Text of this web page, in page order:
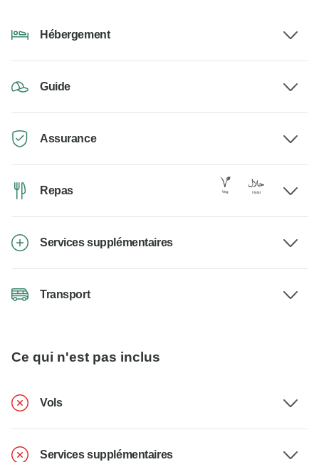
Hébergement
Guide
Assurance
Repas
Services supplémentaires
Transport
Ce qui n'est pas inclus
Vols
Services supplémentaires